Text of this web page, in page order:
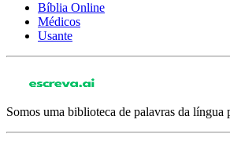
Bíblia Online
Médicos
Usante
Somos uma biblioteca de palavras da